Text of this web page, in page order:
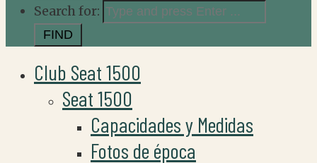
Search for:
Club Seat 1500
Seat 1500
Capacidades y Medidas
Fotos de época